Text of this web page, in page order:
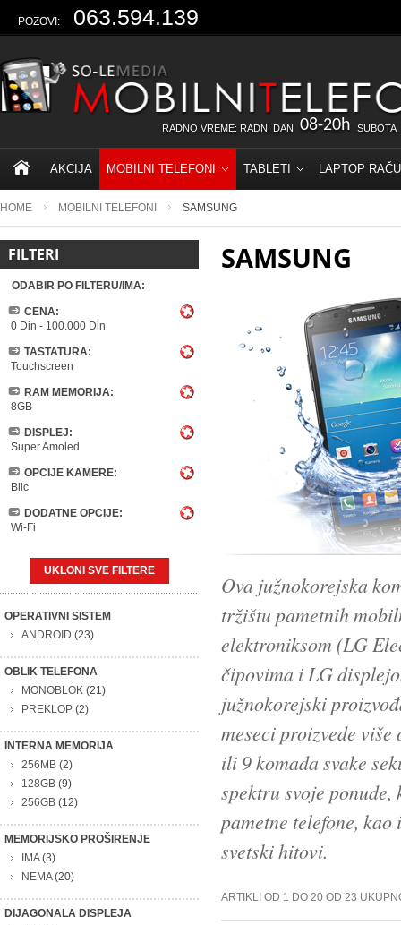
POZOVI: 063.594.139
RADNO VREME: RADNI DAN 08-20h SUBOTA
AKCIJA MOBILNI TELEFONI TABLETI LAPTOP
HOME MOBILNI TELEFONI SAMSUNG
FILTERI
ODABIR PO FILTERU/IMA:
CENA:
0 Din - 100.000 Din
TASTATURA:
Touchscreen
RAM MEMORIJA:
8GB
DISPLEJ:
Super Amoled
OPCIJE KAMERE:
Blic
DODATNE OPCIJE:
Wi-Fi
UKLONI SVE FILTERE
OPERATIVNI SISTEM
ANDROID (23)
OBLIK TELEFONA
MONOBLOK (21)
PREKLOP (2)
INTERNA MEMORIJA
256MB (2)
128GB (9)
256GB (12)
MEMORIJSKO PROŠIRENJE
IMA(3)
NEMA(20)
DIJAGONALA DISPLEJA
SAMSUNG
Ova južnokorejska
tržištu pametnih
elektroniksom (LG
čipovima i LG
južnokorejski
meseci proizvede
ili 9 komada svake
spektru svoje
pametne telefone,
svetski hitovi.
ARTIKLI OD 1 DO 20 OD 23